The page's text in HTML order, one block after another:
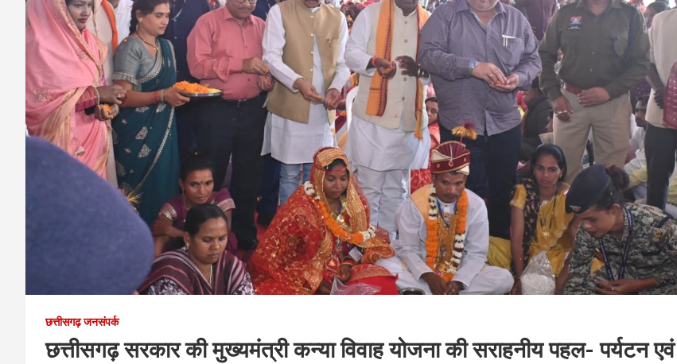
छत्तीसगढ़ जनसंपर्क
छत्तीसगढ़ सरकार की मुख्यमंत्री कन्या विवाह योजना की सराहनीय पहल- पर्यटन एवं